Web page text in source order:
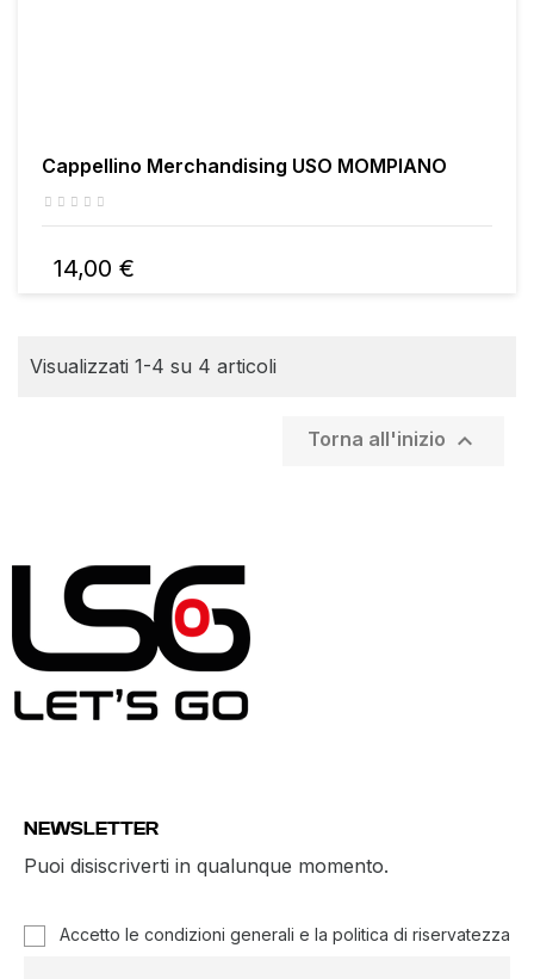
Cappellino Merchandising USO MOMPIANO
14,00 €
Visualizzati 1-4 su 4 articoli
Torna all'inizio 
NEWSLETTER
Puoi disiscriverti in qualunque momento.
Accetto le condizioni generali e la politica di riservatezza